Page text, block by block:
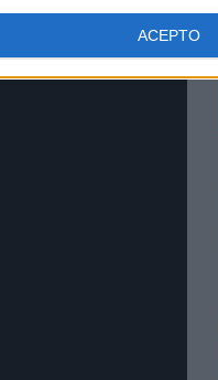
ACEPTO